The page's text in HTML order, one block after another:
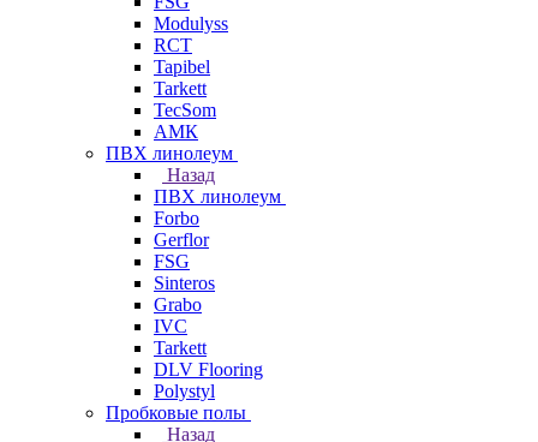
Modulyss
RCT
Tapibel
Tarkett
TecSom
АМК
ПВХ линолеум
Назад
ПВХ линолеум
Forbo
Gerflor
FSG
Sinteros
Grabo
IVC
Tarkett
DLV Flooring
Polystyl
Пробковые полы
Назад